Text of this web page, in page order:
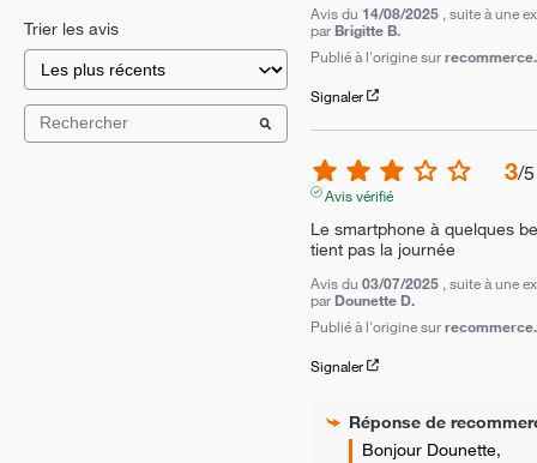
Trier les avis
Avis du 14/08/2025 , suite à une
par Brigitte B.
Publié à l'origine sur
Signaler
3/5
Avis vérifié
Le smartphone à quelques
tient pas la journée
Avis du 03/07/2025 , suite à une
par Dounette D.
Publié à l'origine sur
Signaler
Réponse de
Bonjour Dounette,